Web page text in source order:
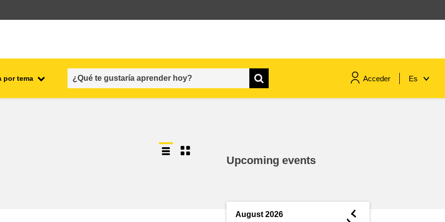
por tema Acceder Es
cadena y seguridad alimenticias
el sector público
Upcoming events
August 2026 ◄